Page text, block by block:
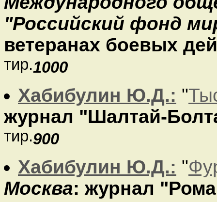
"Российский фонд
ветеранах боевых
тир.1000
Хабибулин Ю.Д.: "
журнал "Шалтай-
тир.900
Хабибулин Ю.Д.: "
Москва: журнал